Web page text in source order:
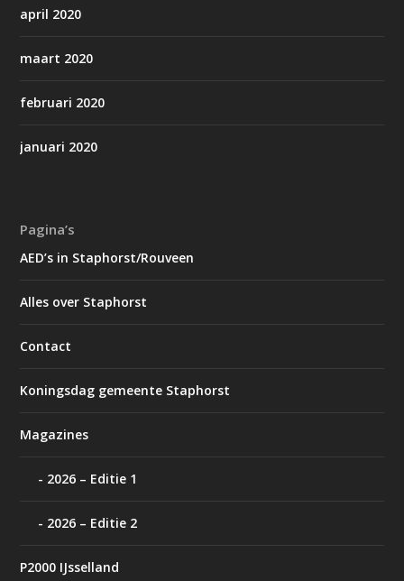
april 2020
maart 2020
februari 2020
januari 2020
Pagina’s
AED’s in Staphorst/Rouveen
Alles over Staphorst
Contact
Koningsdag gemeente Staphorst
Magazines
2026 – Editie 1
2026 – Editie 2
P2000 IJsselland